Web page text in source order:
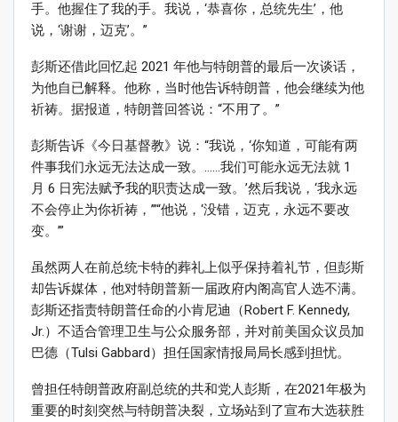
手。他握住了我的手。我说，‘恭喜你，总统先生’，他
说，‘谢谢，迈克’。”
彭斯还借此回忆起 2021 年他与特朗普的最后一次谈话，
为他自已解释。他称，当时他告诉特朗普，他会继续为他
祈祷。据报道，特朗普回答说：“不用了。”
彭斯告诉《今日基督教》说：“我说，‘你知道，可能有两
件事我们永远无法达成一致。……我们可能永远无法就 1
月 6 日宪法赋予我的职责达成一致。’然后我说，‘我永远
不会停止为你祈祷，’”“他说，‘没错，迈克，永远不要改
变。’”
虽然两人在前总统卡特的葬礼上似乎保持着礼节，但彭斯
却告诉媒体，他对特朗普新一届政府内阁高官人选不满。
彭斯还指责特朗普任命的小肯尼迪（Robert F. Kennedy,
Jr.）不适合管理卫生与公众服务部，并对前美国众议员加
巴德（Tulsi Gabbard）担任国家情报局局长感到担忧。
曾担任特朗普政府副总统的共和党人彭斯，在2021年极为
重要的时刻突然与特朗普决裂，立场站到了宣布大选获胜